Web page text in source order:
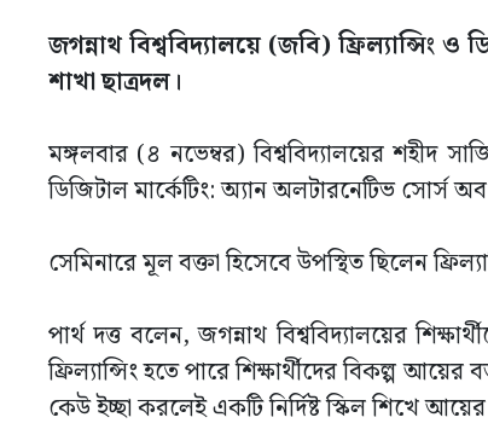
জগন্নাথ বিশ্ববিদ্যালয়ে (জবি) ফ্রিল্যান্সিং
শাখা ছাত্রদল।
মঙ্গলবার (৪ নভেম্বর) বিশ্ববিদ্যালয়ের শহীদ
ডিজিটাল মার্কেটিং: অ্যান অলটারনেটিভ সোর্স
সেমিনারে মূল বক্তা হিসেবে উপস্থিত ছিলেন
পার্থ দত্ত বলেন, জগন্নাথ বিশ্ববিদ্যালয়ের
ফ্রিল্যান্সিং হতে পারে শিক্ষার্থীদের বিকল্প
কেউ ইচ্ছা করলেই একটি নির্দিষ্ট স্কিল শিখে